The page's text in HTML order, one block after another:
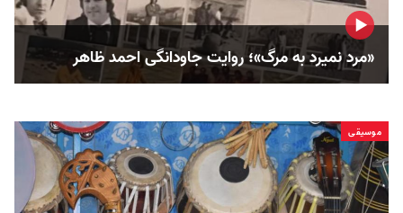
«مرد نمیرد به مرگ»؛ روایت جاودانگی احمد ظاهر
موسیقی